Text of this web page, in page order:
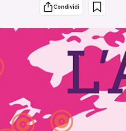
Ok Boomer!
Altrecose
Mondiali calcio 2026
Condividi